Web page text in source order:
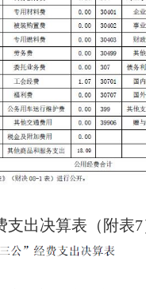
出决算表（附表7